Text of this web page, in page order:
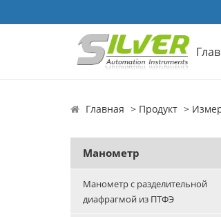
Главная Продукт
Манометр
Манометр с разделительной
диафрагмой из ПТФЭ